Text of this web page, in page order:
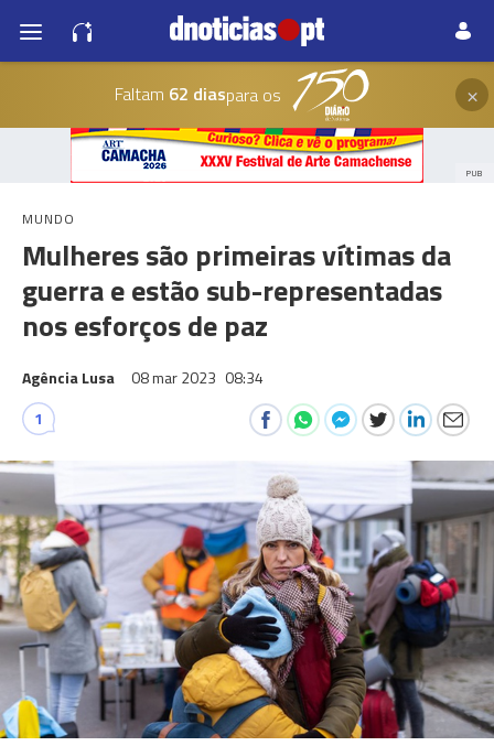
Faltam 62 diaspara os ×
PUB
MUNDO
Mulheres são primeiras vítimas da
guerra e estão sub-representadas
nos esforços de paz
Agência Lusa 08 mar 2023 08:34
1